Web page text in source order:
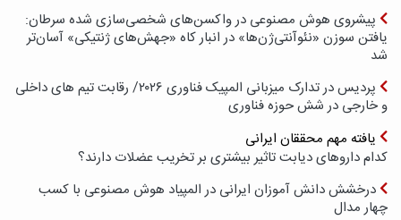
پیشروی هوش مصنوعی در واکسن‌های شخصی‌سازی شده سرطان:
یافتن سوزن «نئوآنتی‌ژن‌ها» در انبار کاه «جهش‌های ژنتیکی» آسان‌تر
شد
پردیس در تدارک میزبانی المپیک فناوری ۲۰۲۶/ رقابت تیم های داخلی
و خارجی در شش حوزه فناوری
یافته مهم محققان ایرانی
کدام داروهای دیابت تاثیر بیشتری بر تخریب عضلات دارند؟
درخشش دانش آموزان ایرانی در المپیاد هوش مصنوعی با کسب
چهار مدال